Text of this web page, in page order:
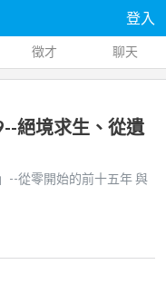
登入
徵才 聊天
絕境求生、從遺
--從零開始的前十五年 與